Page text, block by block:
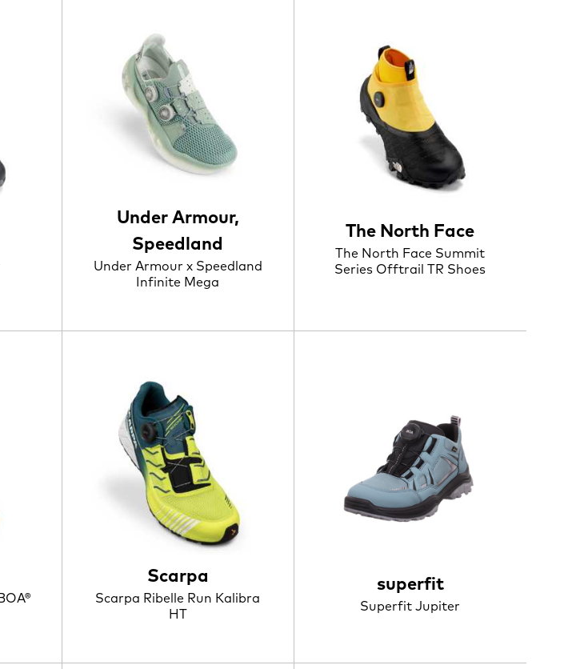
Under Armour,
Speedland
Under Armour x Speedland
Infinite Mega
The North Face
The North Face Summit
Series Offtrail TR Shoes
Scarpa
Scarpa Ribelle Run Kalibra
HT
superfit
Superfit Jupiter